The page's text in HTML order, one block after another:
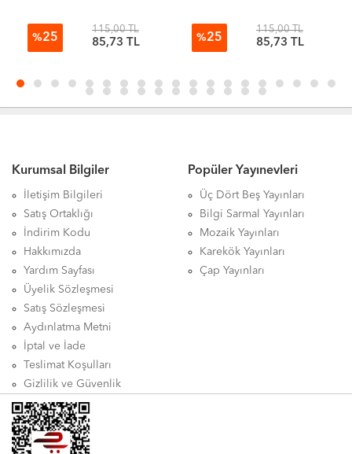
%25
115,00 TL
85,73 TL %25
115,00 TL
85,73 TL
Kurumsal Bilgiler
İletişim Bilgileri
Satış Ortaklığı
İndirim Kodu
Hakkımızda
Yardım Sayfası
Üyelik Sözleşmesi
Satış Sözleşmesi
Aydınlatma Metni
İptal ve İade
Teslimat Koşulları
Gizlilik ve Güvenlik
Popüler Yayınevleri
Üç Dört Beş Yayınları
Bilgi Sarmal Yayınları
Mozaik Yayınları
Karekök Yayınları
Çap Yayınları